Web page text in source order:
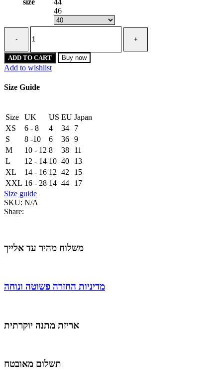
46
band
quantity
ADD TO CART Buy now
Add to wishlist
Size Guide
Size UK US EU Japan
XS
6 - 8 4 34
7
S
8 -10 6 36 9
M
10 - 12 8 38
11
L
12 - 14 10 40
13
XL
14 - 16 12 42
15
XXL 16 - 28 14 44
17
Size guide
SKU: N/A
Share:
משלוח מהיר עד אלייך
מדיניות החזרה פשוטה ונוחה
אריזת מתנה יוקרתית
תשלום מאובטח